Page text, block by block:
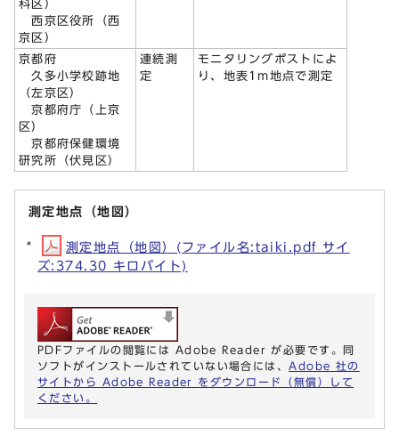
科区）
西京区役所（西
京区）
京都府
久多小学校跡地
（左京区）
京都府庁（上京
区）
京都府保健環境
研究所（伏見区）
連続測
定
モニタリングポストによ
り、地表1m地点で測定
測定地点（地図）
測定地点（地図）(ファイル名:taiki.pdf サイ
ズ:374.30 キロバイト)
PDFファイルの閲覧には Adobe Reader が必要です。同
ソフトがインストールされていない場合には、 Adobe 社の
サイトから Adobe Reader をダウンロード（無償）して
ください。